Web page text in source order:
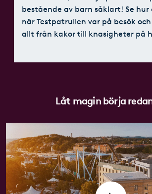
bestående av barn såklart! Se
när Testpatrullen var på besök
allt från kakor till knasigheter på
Låt magin börja